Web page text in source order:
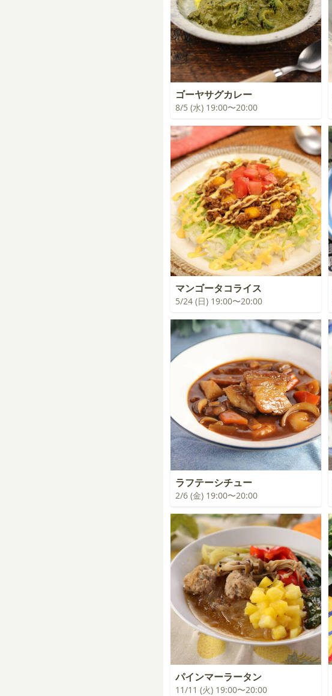
ゴーヤサグカレー
8/5 (水) 19:00〜20:00
マンゴータコライス
5/24 (日) 19:00〜20:00
ラフテーシチュー
2/6 (金) 19:00〜20:00
パインマーラータン
11/11 (火) 19:00〜20:00